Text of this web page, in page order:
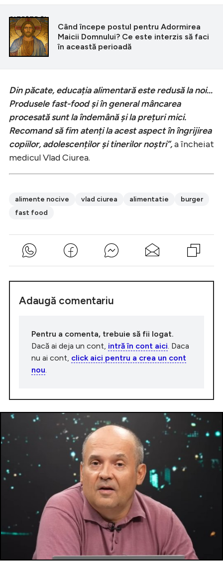
CITEȘTE ȘI
Când începe postul pentru Adormirea
Maicii Domnului? Ce este interzis să faci
în această perioadă
Din păcate, educația alimentară este redusă la noi…
Produsele fast-food și în general mâncarea
procesată sunt la îndemână și la prețuri mici.
Recomand să fim atenți la acest aspect în îngrijirea
copiilor, adolescenților și tinerilor noștri”,a încheiat
medicul Vlad Ciurea.
alimente nocive vlad ciurea alimentatie
burger
fast food
Adaugă comentariu
Pentru a comenta, trebuie să fii logat.
Dacă ai deja un cont, intră în cont aici . Daca
nu ai cont, click aici pentru a crea un cont
nou